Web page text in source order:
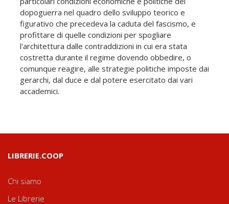
dopoguerra nel quadro dello sviluppo teorico e
figurativo che precedeva la caduta del fascismo, e
profittare di quelle condizioni per spogliare
l'architettura dalle contraddizioni in cui era stata
costretta durante il regime dovendo obbedire, o
comunque reagire, alle strategie politiche imposte dai
gerarchi, dal duce e dal potere esercitato dai vari
accademici.
LIBRERIE.COOP
Chi siamo
Le Librerie